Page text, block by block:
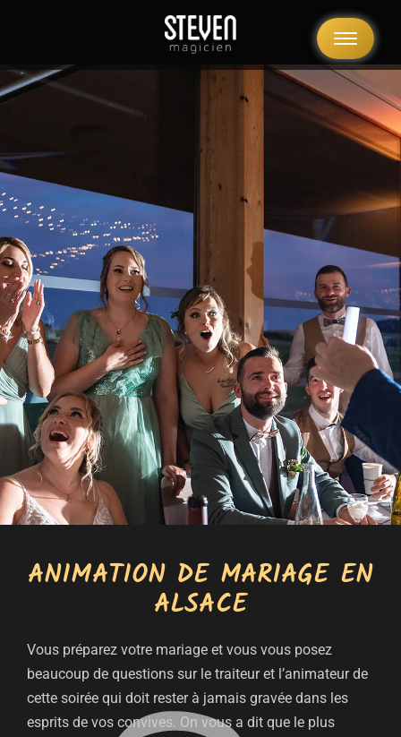
ANIMATION DE MARIAGE EN
ALSACE
Vous préparez votre mariage et vous vous posez
beaucoup de questions sur le traiteur et l’animateur de
cette soirée qui doit rester à jamais gravée dans les
esprits de vos convives. On vous a dit que le plus